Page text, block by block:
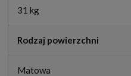
31 kg
Rodzaj powierzchni
Matowa